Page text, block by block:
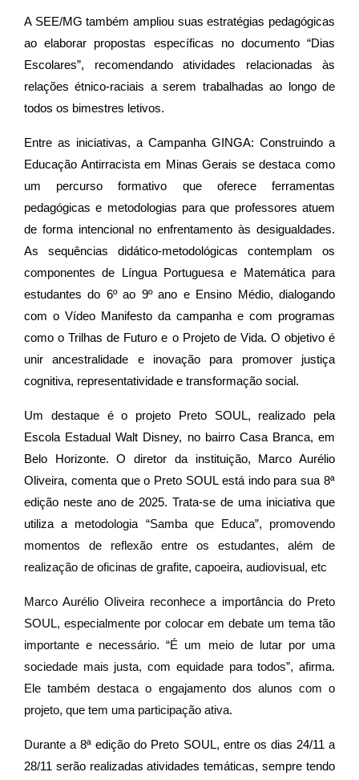
A SEE/MG também ampliou suas estratégias pedagógicas
ao elaborar propostas específicas no documento “Dias
Escolares”, recomendando atividades relacionadas às
relações étnico-raciais a serem trabalhadas ao longo de
todos os bimestres letivos.
Entre as iniciativas, a Campanha GINGA: Construindo a
Educação Antirracista em Minas Gerais se destaca como
um percurso formativo que oferece ferramentas
pedagógicas e metodologias para que professores atuem
de forma intencional no enfrentamento às desigualdades.
As sequências didático-metodológicas contemplam os
componentes de Língua Portuguesa e Matemática para
estudantes do 6º ao 9º ano e Ensino Médio, dialogando
com o Vídeo Manifesto da campanha e com programas
como o Trilhas de Futuro e o Projeto de Vida. O objetivo é
unir ancestralidade e inovação para promover justiça
cognitiva, representatividade e transformação social.
Um destaque é o projeto Preto SOUL, realizado pela
Escola Estadual Walt Disney, no bairro Casa Branca, em
Belo Horizonte. O diretor da instituição, Marco Aurélio
Oliveira, comenta que o Preto SOUL está indo para sua 8ª
edição neste ano de 2025. Trata-se de uma iniciativa que
utiliza a metodologia “Samba que Educa”, promovendo
momentos de reflexão entre os estudantes, além de
realização de oficinas de grafite, capoeira, audiovisual, etc
Marco Aurélio Oliveira reconhece a importância do Preto
SOUL, especialmente por colocar em debate um tema tão
importante e necessário. “É um meio de lutar por uma
sociedade mais justa, com equidade para todos”, afirma.
Ele também destaca o engajamento dos alunos com o
projeto, que tem uma participação ativa.
Durante a8ª edição do Preto SOUL, entre os dias 24/11 a
28/11 serão realizadas atividades temáticas, sempre tendo